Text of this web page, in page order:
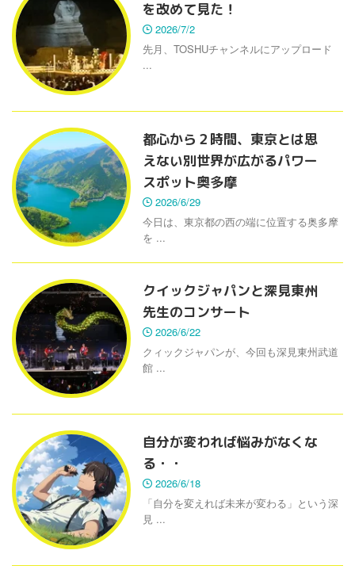
を改めて見た！
2026/7/2
先月、TOSHUチャンネルにアップロード
...
都心から２時間、東京とは思
えない別世界が広がるパワー
スポット奥多摩
2026/6/29
今日は、東京都の西の端に位置する奥多摩
を ...
クイックジャパンと深見東州
先生のコンサート
2026/6/22
クィックジャパンが、今回も深見東州武道
館 ...
自分が変われば悩みがなくな
る・・
2026/6/18
「自分を変えれば未来が変わる」という深
見 ...